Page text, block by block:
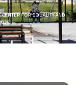
FOR EQUALITY AND